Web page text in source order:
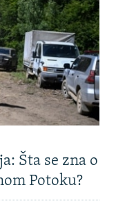
Šta se zna o
Potoku?